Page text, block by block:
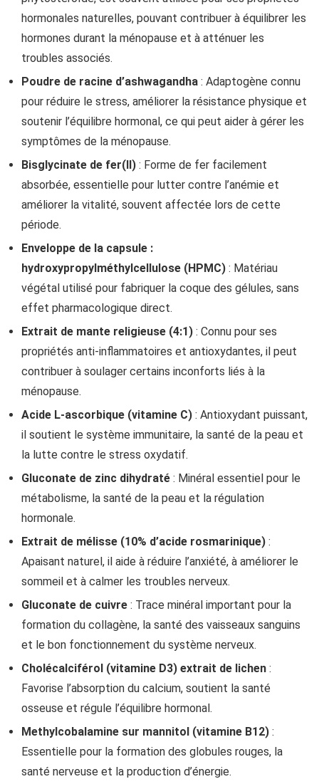
hormonales naturelles, pouvant contribuer à équilibrer les
hormones durant la ménopause et à atténuer les
troubles associés.
Poudre de racine d’ashwagandha : Adaptogène connu
pour réduire le stress, améliorer la résistance physique et
soutenir l’équilibre hormonal, ce qui peut aider à gérer les
symptômes de la ménopause.
Bisglycinate de fer(II) : Forme de fer facilement
absorbée, essentielle pour lutter contre l’anémie et
améliorer la vitalité, souvent affectée lors de cette
période.
Enveloppe de la capsule :
hydroxypropylméthylcellulose (HPMC) : Matériau
végétal utilisé pour fabriquer la coque des gélules, sans
effet pharmacologique direct.
Extrait de mante religieuse (4:1) : Connu pour ses
propriétés anti-inflammatoires et antioxydantes, il peut
contribuer à soulager certains inconforts liés à la
ménopause.
Acide L-ascorbique (vitamine C) : Antioxydant puissant,
il soutient le système immunitaire, la santé de la peau et
la lutte contre le stress oxydatif.
Gluconate de zinc dihydraté : Minéral essentiel pour le
métabolisme, la santé de la peau et la régulation
hormonale.
Extrait de mélisse (10% d’acide rosmarinique) :
Apaisant naturel, il aide à réduire l’anxiété, à améliorer le
sommeil et à calmer les troubles nerveux.
Gluconate de cuivre : Trace minéral important pour la
formation du collagène, la santé des vaisseaux sanguins
et le bon fonctionnement du système nerveux.
Cholécalciférol (vitamine D3) extrait de lichen :
Favorise l’absorption du calcium, soutient la santé
osseuse et régule l’équilibre hormonal.
Methylcobalamine sur mannitol (vitamine B12) :
Essentielle pour la formation des globules rouges, la
santé nerveuse et la production d’énergie.